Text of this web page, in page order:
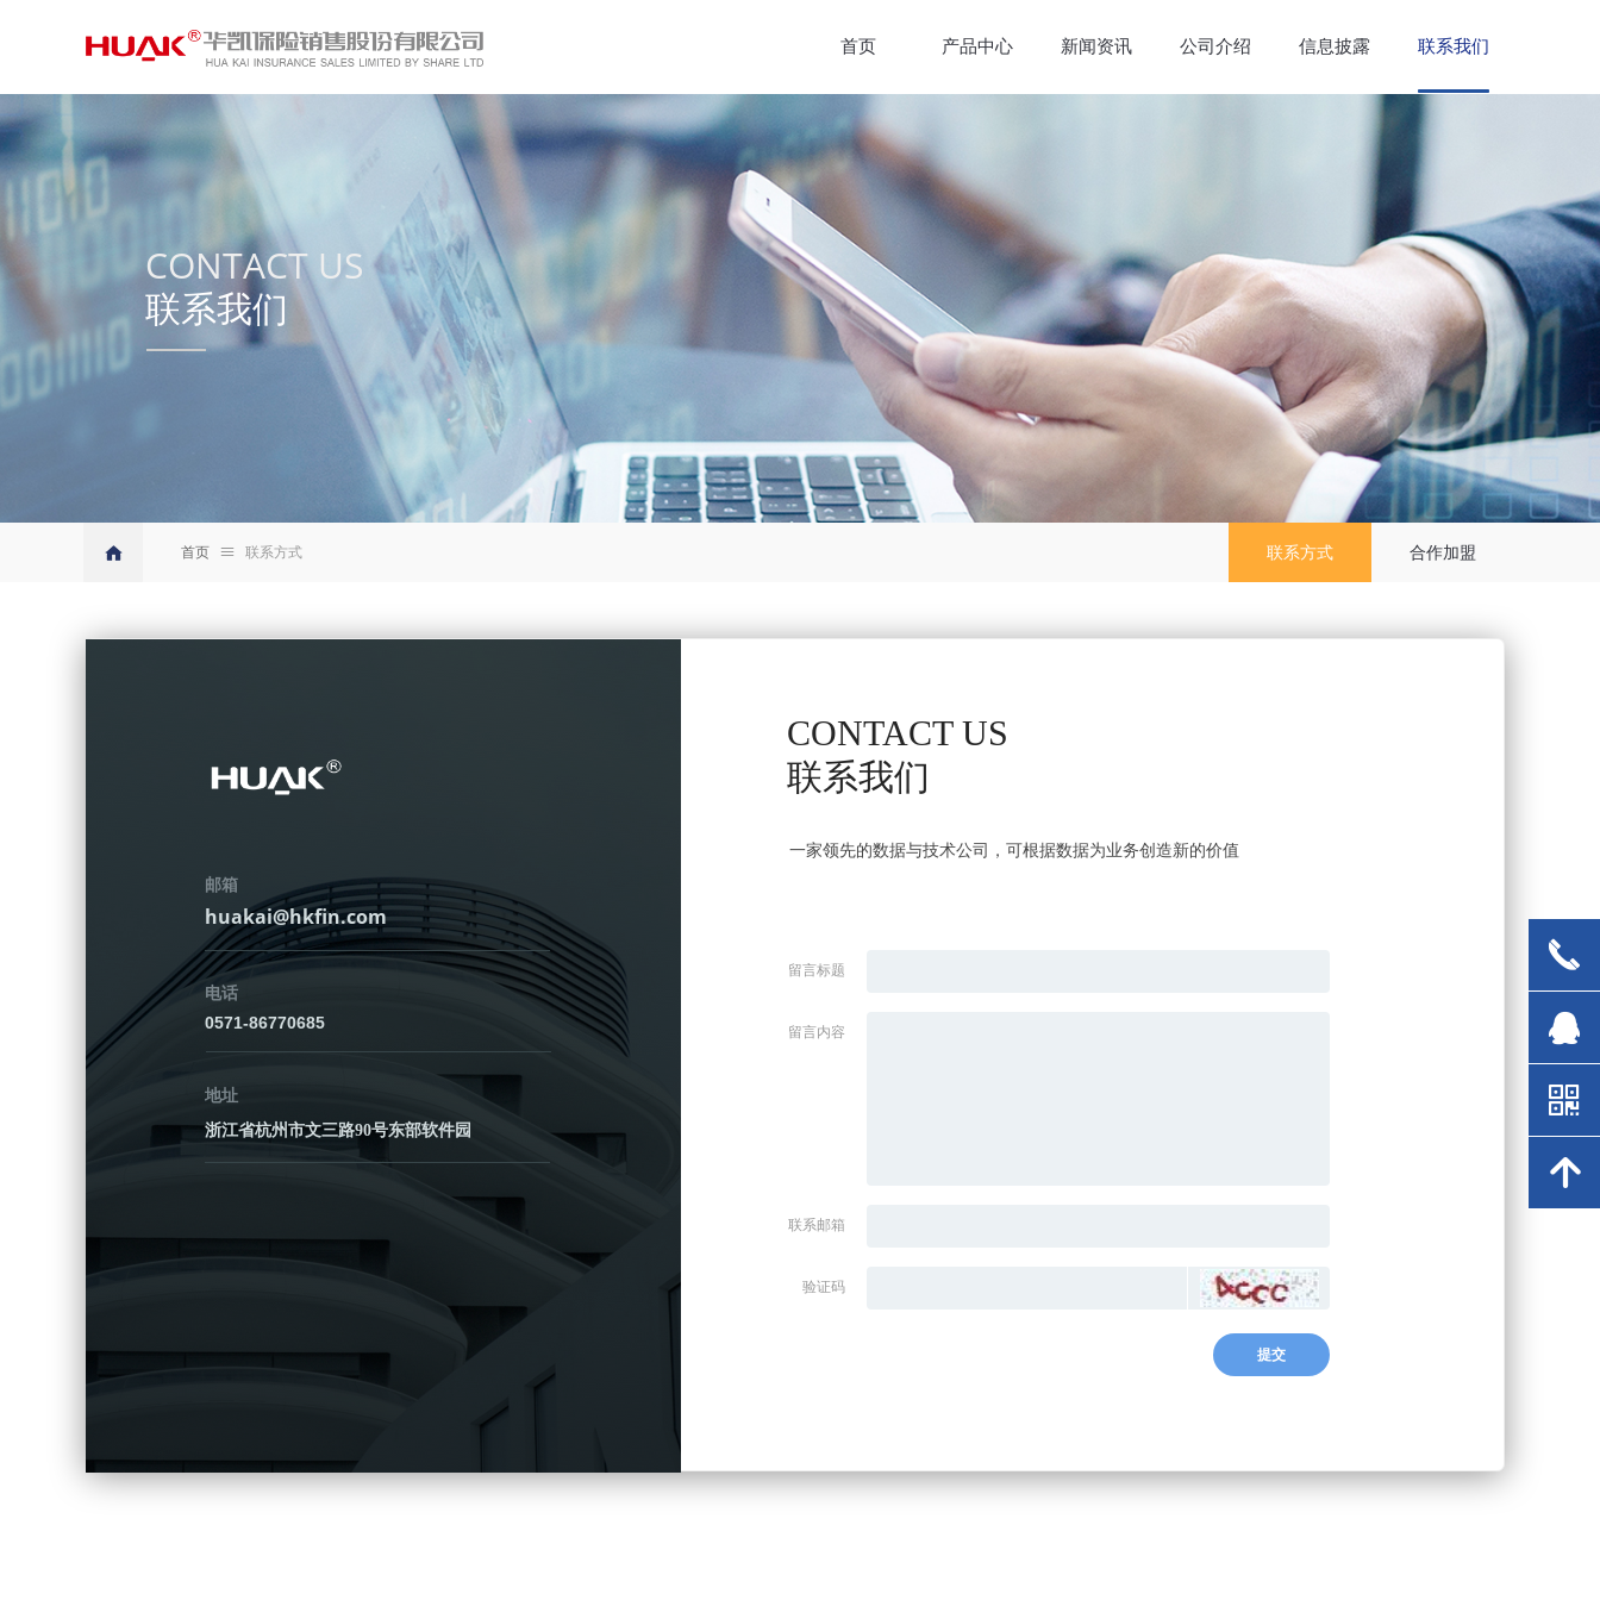
首页 产品中心 新闻资讯 公司介绍 信息披露 联系我们
首页 ꁔ 联系方式 联系方式 合作加盟
CONTACT US
联系我们
留言标题
留言内容
联系邮箱
验证码
提交
邮箱
huakai@hkfin.com
电话
0571-86770685
地址
浙江省杭州市文三路90号东部软件园
CONTACT US
联系我们
一家领先的数据与技术公司，可根据数据为业务创造新的价值
끅
뀩
낃
녕